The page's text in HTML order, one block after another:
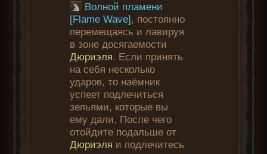
Волной пламени
[Flame Wave] , постоянно
перемещаясь и лавируя
в зоне досягаемости
Дюриэля. Если принять
на себя несколько
ударов, то наёмник
успеет подлечиться
зельями, которые вы
ему дали. После чего
отойдите подальше от
Дюриэля и подлечитесь